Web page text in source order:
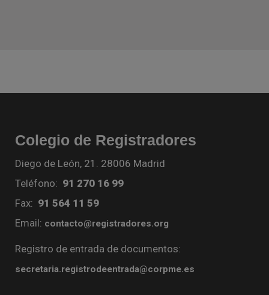
Colegio de Registradores
Diego de León, 21. 28006 Madrid
Teléfono: 91 270 16 99
Fax: 91 564 11 59
Email: contacto@registradores.org
Registro de entrada de documentos:
secretaria.registrodeentrada@corpme.es